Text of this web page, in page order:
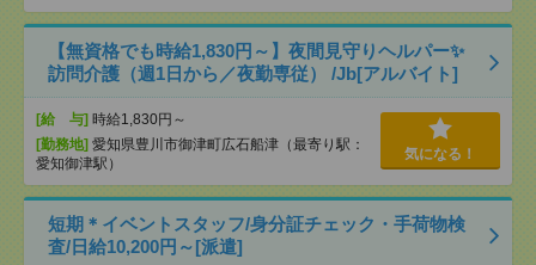
【無資格でも時給1,830円～】夜間見守りヘルパー✨
訪問介護（週1日から／夜勤専従） /Jb[アルバイト]
[給 与] 時給1,830円～
[勤務地] 愛知県豊川市御津町広石船津（最寄り駅：
愛知御津駅）
気になる！
短期＊イベントスタッフ/身分証チェック・手荷物検
査/日給10,200円～[派遣]